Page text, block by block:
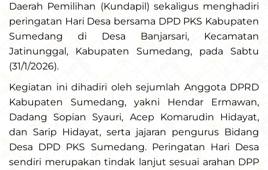
Daerah Pemilihan (Kundapil) sekaligus menghadiri
peringatan Hari Desa bersama DPD PKS Kabupaten
Sumedang di Desa Banjarsari, Kecamatan
Jatinunggal, Kabupaten Sumedang, pada Sabtu
(31/1/2026).
Kegiatan ini dihadiri oleh sejumlah Anggota DPRD
Kabupaten Sumedang, yakni Hendar Ermawan,
Dadang Sopian Syauri, Acep Komarudin Hidayat,
dan Sarip Hidayat, serta jajaran pengurus Bidang
Desa DPD PKS Sumedang. Peringatan Hari Desa
sendiri merupakan tindak lanjut sesuai arahan DPP